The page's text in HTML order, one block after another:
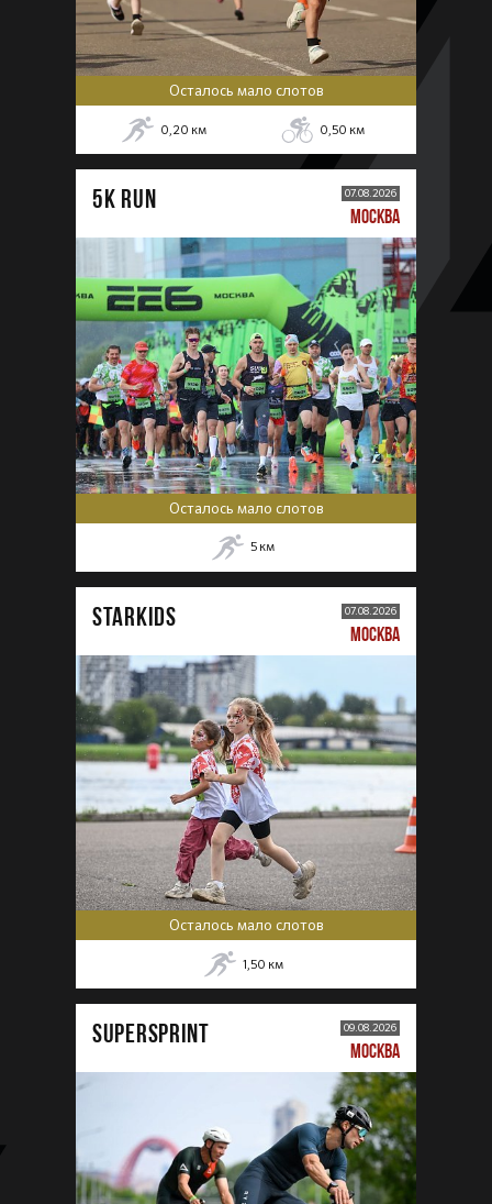
Осталось мало слотов
0,20 км 0,50 км
5К RUN 07.08.2026
МОСКВА
Осталось мало слотов
5 км
STARKIDS 07.08.2026
МОСКВА
Осталось мало слотов
1,50 км
SUPERSPRINT 09.08.2026
МОСКВА